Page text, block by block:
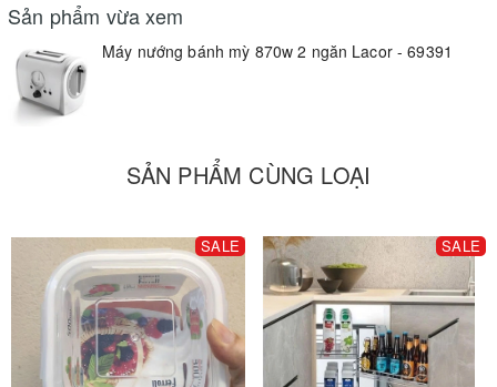
Sản phẩm vừa xem
Máy nướng bánh mỳ 870w 2 ngăn Lacor - 69391
SẢN PHẨM CÙNG LOẠI
SALE SALE